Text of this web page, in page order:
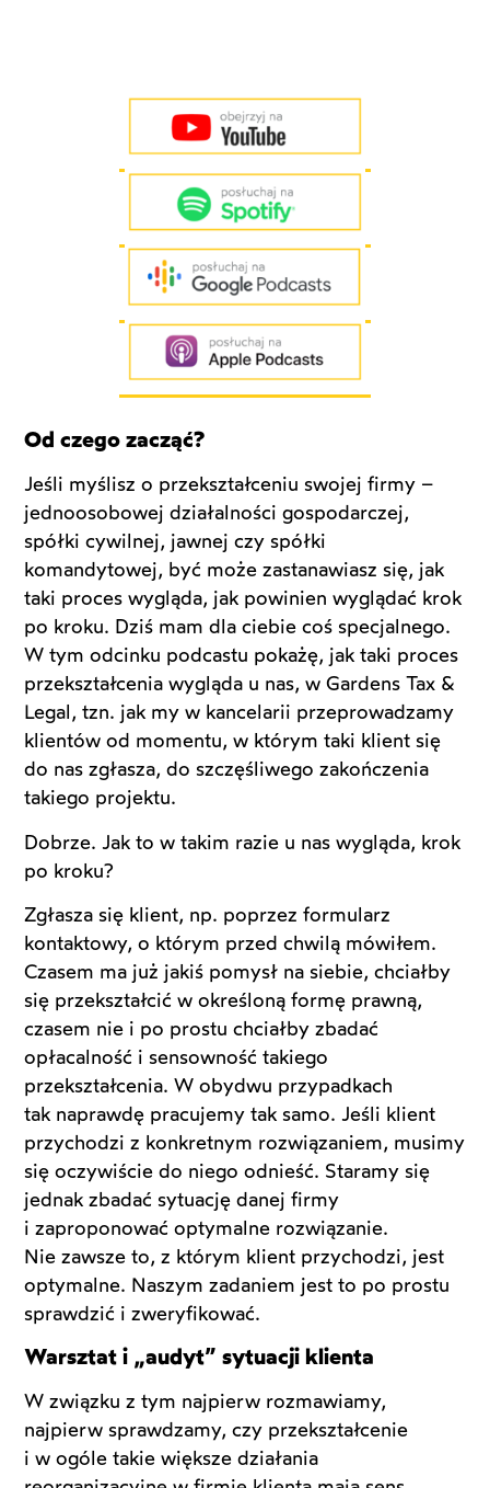
Od czego zacząć?
Jeśli myślisz o przekształceniu swojej firmy –
jednoosobowej działalności gospodarczej,
spółki cywilnej, jawnej czy spółki
komandytowej, być może zastanawiasz się, jak
taki proces wygląda, jak powinien wyglądać krok
po kroku. Dziś mam dla ciebie coś specjalnego.
W tym odcinku podcastu pokażę, jak taki proces
przekształcenia wygląda u nas, w Gardens Tax &
Legal, tzn. jak my w kancelarii przeprowadzamy
klientów od momentu, w którym taki klient się
do nas zgłasza, do szczęśliwego zakończenia
takiego projektu.
Dobrze. Jak to w takim razie u nas wygląda, krok
po kroku?
Zgłasza się klient, np. poprzez formularz
kontaktowy, o którym przed chwilą mówiłem.
Czasem ma już jakiś pomysł na siebie, chciałby
się przekształcić w określoną formę prawną,
czasem nie i po prostu chciałby zbadać
opłacalność i sensowność takiego
przekształcenia. W obydwu przypadkach
tak naprawdę pracujemy tak samo. Jeśli klient
przychodzi z konkretnym rozwiązaniem, musimy
się oczywiście do niego odnieść. Staramy się
jednak zbadać sytuację danej firmy
i zaproponować optymalne rozwiązanie.
Nie zawsze to, z którym klient przychodzi, jest
optymalne. Naszym zadaniem jest to po prostu
sprawdzić i zweryfikować.
Warsztat i „audyt” sytuacji klienta
W związku z tym najpierw rozmawiamy,
najpierw sprawdzamy, czy przekształcenie
i w ogóle takie większe działania